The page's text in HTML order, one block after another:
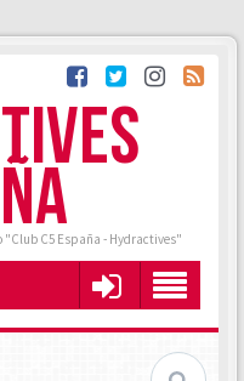
C5 España - Hydractives"